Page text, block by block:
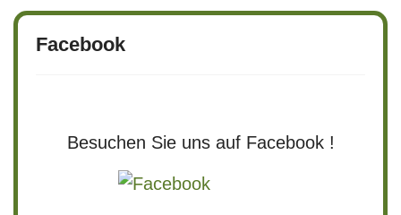
Facebook
Besuchen Sie uns auf Facebook !